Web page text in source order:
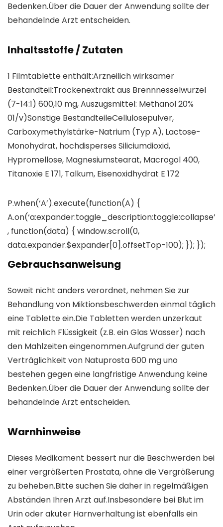
Bedenken.Über die Dauer der Anwendung sollte der
behandelnde Arzt entscheiden.
Inhaltsstoffe / Zutaten
1 Filmtablette enthält:Arzneilich wirksamer
Bestandteil:Trockenextrakt aus Brennnesselwurzel
(7-14:1) 600,10 mg, Auszugsmittel: Methanol 20%
01/v)Sonstige BestandteileCellulosepulver,
Carboxymethylstärke-Natrium (Typ A), Lactose-
Monohydrat, hochdisperses Siliciumdioxid,
Hypromellose, Magnesiumstearat, Macrogol 400,
Titanoxie E 171, Talkum, Eisenoxidhydrat E 172
P.when(‘A’).execute(function(A) {
A.on(‘a:expander:toggle_description:toggle:collapse’
, function(data) { window.scroll(0,
data.expander.$expander[0].offsetTop-100); }); });
Gebrauchsanweisung
Soweit nicht anders verordnet, nehmen Sie zur
Behandlung von Miktionsbeschwerden einmal täglich
eine Tablette ein.Die Tabletten werden unzerkaut
mit reichlich Flüssigkeit (z.B. ein Glas Wasser) nach
den Mahlzeiten eingenommen.Aufgrund der guten
Verträglichkeit von Natuprosta 600 mg uno
bestehen gegen eine langfristige Anwendung keine
Bedenken.Über die Dauer der Anwendung sollte der
behandelnde Arzt entscheiden.
Warnhinweise
Dieses Medikament bessert nur die Beschwerden bei
einer vergrößerten Prostata, ohne die Vergrößerung
zu beheben.Bitte suchen Sie daher in regelmäßigen
Abständen Ihren Arzt auf.Insbesondere bei Blut im
Urin oder akuter Harnverhaltung ist ebenfalls ein